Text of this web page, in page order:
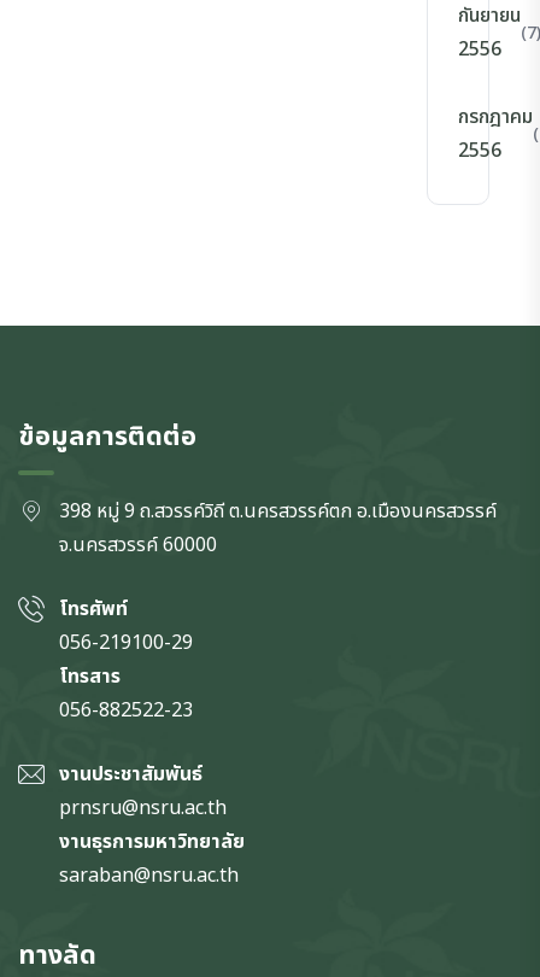
กันยายน
2556
(7)
กรกฎาคม
2556
ข้อมูลการติดต่อ
398 หมู่ 9 ถ.สวรรค์วิถี ต.นครสวรรค์ตก อ.เมืองนครสวรรค์
จ.นครสวรรค์60000
โทรศัพท์
056-219100-29
โทรสาร
056-882522-23
งานประชาสัมพันธ์
prnsru@nsru.ac.th
งานธุรการมหาวิทยาลัย
saraban@nsru.ac.th
ทางลัด